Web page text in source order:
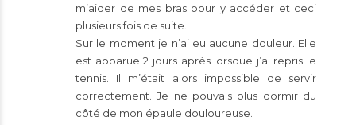
m’aider de mes bras pour y accéder et ceci
plusieurs fois de suite.
Sur le moment je n’ai eu aucune douleur. Elle
est apparue 2 jours après lorsque j’ai repris le
tennis. Il m’était alors impossible de servir
correctement. Je ne pouvais plus dormir du
côté de mon épaule douloureuse.